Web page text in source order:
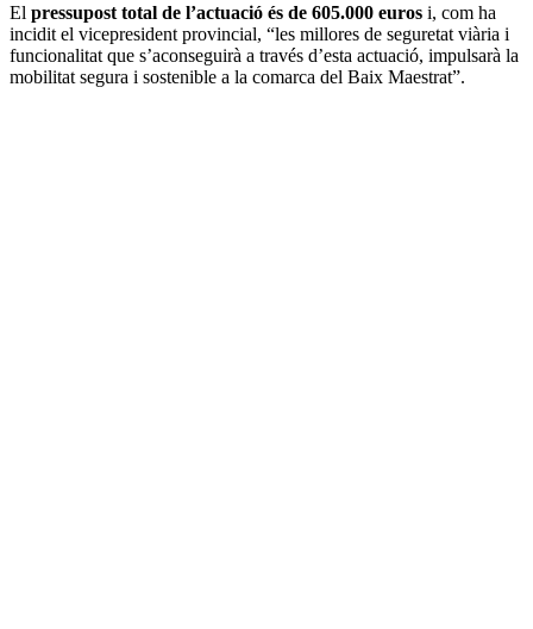
El pressupost total de l’actuació és de 605.000 euros i, com ha
incidit el vicepresident provincial, “les millores de seguretat viària i
funcionalitat que s’aconseguirà a través d’esta actuació, impulsarà la
mobilitat segura i sostenible a la comarca del Baix Maestrat”.